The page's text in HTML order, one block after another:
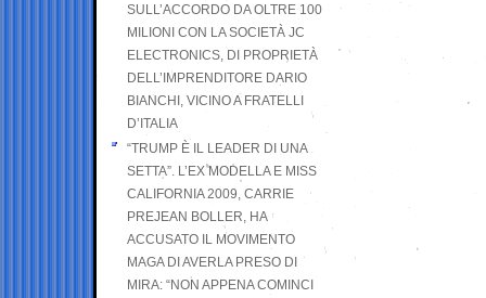
SULL’ACCORDO DA OLTRE 100
MILIONI CON LA SOCIETÀ JC
ELECTRONICS, DI PROPRIETÀ
DELL’IMPRENDITORE DARIO
BIANCHI, VICINO A FRATELLI
D’ITALIA
“TRUMP È IL LEADER DI UNA
SETTA”. L’EX MODELLA E MISS
CALIFORNIA 2009, CARRIE
PREJEAN BOLLER, HA
ACCUSATO IL MOVIMENTO
MAGA DI AVERLA PRESO DI
MIRA: “NON APPENA COMINCI